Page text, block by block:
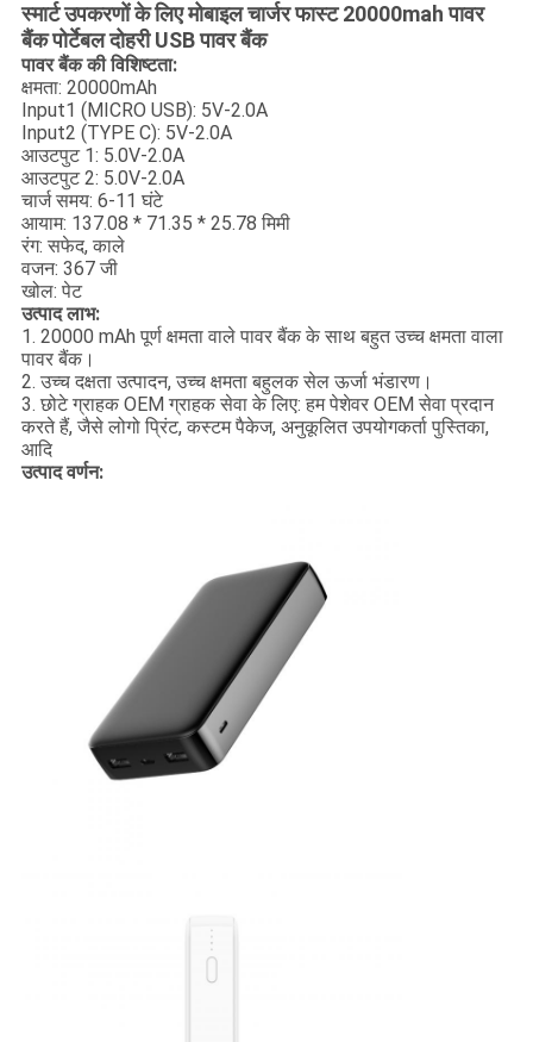
स्मार्ट उपकरणों के लिए मोबाइल चार्जर फास्ट 20000mah पावर
बैंक पोर्टेबल दोहरी USB पावर बैंक
पावर बैंक की विशिष्टता:
क्षमता: 20000mAh
Input1 (MICRO USB): 5V-2.0A
Input2 (TYPE C): 5V-2.0A
आउटपुट 1: 5.0V-2.0A
आउटपुट 2: 5.0V-2.0A
चार्ज समय: 6-11 घंटे
आयाम: 137.08 * 71.35 * 25.78 मिमी
रंग: सफेद, काले
वजन: 367 जी
खोल: पेट
उत्पाद लाभ:
1. 20000 mAh पूर्ण क्षमता वाले पावर बैंक के साथ बहुत उच्च क्षमता वाला
पावर बैंक।
2. उच्च दक्षता उत्पादन, उच्च क्षमता बहुलक सेल ऊर्जा भंडारण।
3. छोटे ग्राहक OEM ग्राहक सेवा के लिए: हम पेशेवर OEM सेवा प्रदान
करते हैं, जैसे लोगो प्रिंट, कस्टम पैकेज, अनुकूलित उपयोगकर्ता पुस्तिका,
आदि
उत्पाद वर्णन: